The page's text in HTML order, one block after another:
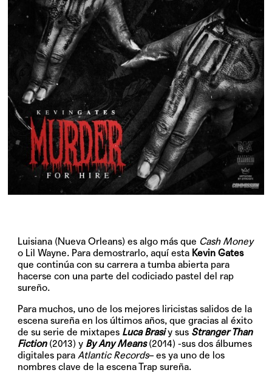
Luisiana (Nueva Orleans) es algo más que Cash Money
o Lil Wayne. Para demostrarlo, aquí esta Kevin Gates
que continúa con su carrera a tumba abierta para
hacerse con una parte del codiciado pastel del rap
sureño.
Para muchos, uno de los mejores liricistas salidos de la
escena sureña en los últimos años, que gracias al éxito
de su serie de mixtapes Luca Brasiy sus Stranger Than
Fiction(2013) y By Any Means(2014) -sus dos álbumes
digitales para Atlantic Records– es ya uno de los
nombres clave de la escena Trap sureña.